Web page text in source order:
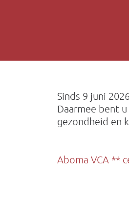
Sinds 9 juni
Daarmee bent
gezondheid en
Aboma VCA **